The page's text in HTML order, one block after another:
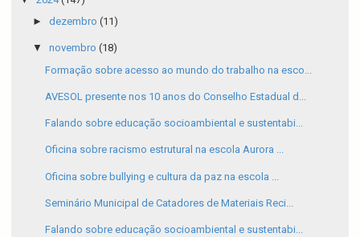
► dezembro (11)
▼ novembro (18)
Formação sobre acesso ao mundo do trabalho na esco...
AVESOL presente nos 10 anos do Conselho Estadual d...
Falando sobre educação socioambiental e sustentabi...
Oficina sobre racismo estrutural na escola Aurora ...
Oficina sobre bullying e cultura da paz na escola ...
Seminário Municipal de Catadores de Materiais Reci...
Falando sobre educação socioambiental e sustentabi...